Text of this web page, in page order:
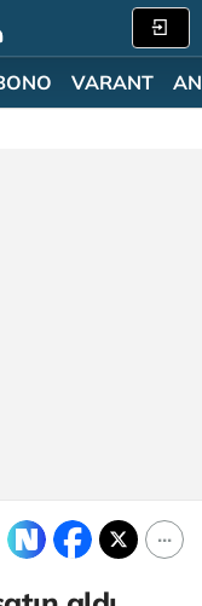
VARANT